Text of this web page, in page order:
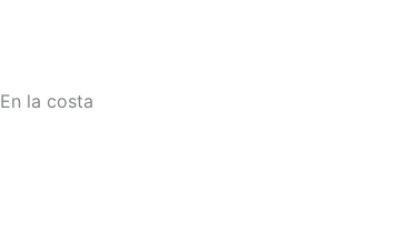
En la costa